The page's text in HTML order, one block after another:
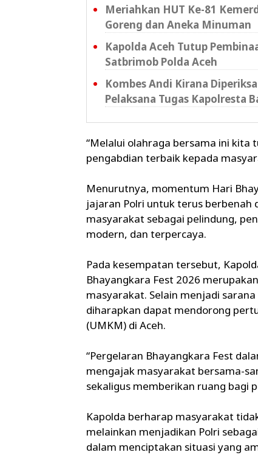
Meriahkan HUT Ke-81
Goreng dan Aneka Minuman
Kapolda Aceh Tutup
Satbrimob Polda Aceh
Kombes Andi Kirana
Pelaksana Tugas Kapolresta
“Melalui olahraga bersama ini kita
pengabdian terbaik kepada
Menurutnya, momentum Hari
jajaran Polri untuk terus berbenah
masyarakat sebagai pelindung,
modern, dan terpercaya.
Pada kesempatan tersebut,
Bhayangkara Fest 2026
masyarakat. Selain menjadi
diharapkan dapat mendorong
(UMKM) di Aceh.
“Pergelaran Bhayangkara Fest
mengajak masyarakat bersama-
sekaligus memberikan ruang bagi
Kapolda berharap masyarakat
melainkan menjadikan Polri
dalam menciptakan situasi yang